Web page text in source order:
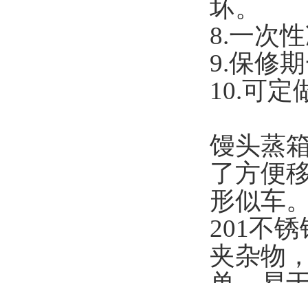
坏。
8.一次
9.保修
10.可定
馒头蒸
了方便
形似车
201不
夹杂物